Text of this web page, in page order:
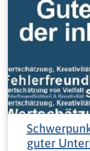
guter